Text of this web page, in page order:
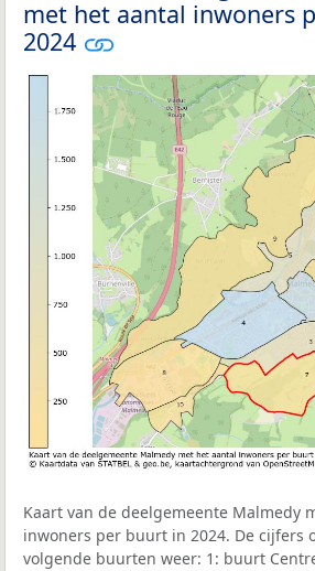
met het aantal inwoners
2024
Kaart van de deelgemeente Malmedy
inwoners per buurt in 2024. De cijfers
volgende buurten weer: 1: buurt